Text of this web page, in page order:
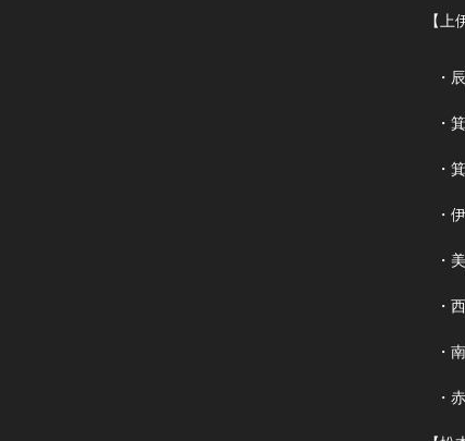
【上
・
・
・
・
・
・
・
・